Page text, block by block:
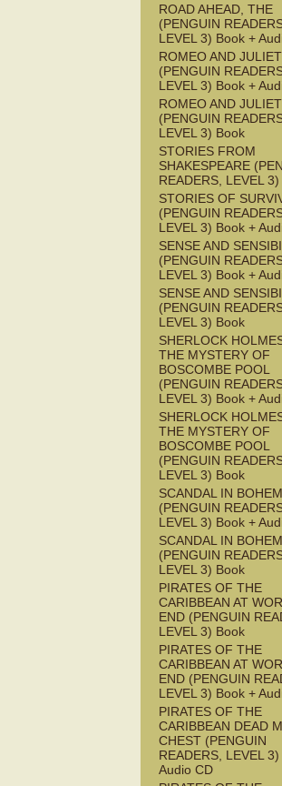
ROAD AHEAD, THE
(PENGUIN
LEVEL 3) Book +
ROMEO AND JULIET
(PENGUIN
LEVEL 3) Book +
ROMEO AND JULIET
(PENGUIN
LEVEL 3) Book
STORIES FROM
SHAKESPEARE
READERS, LEVEL
STORIES OF
(PENGUIN
LEVEL 3) Book +
SENSE AND
(PENGUIN
LEVEL 3) Book +
SENSE AND
(PENGUIN
LEVEL 3) Book
SHERLOCK
THE MYSTERY OF
BOSCOMBE POOL
(PENGUIN
LEVEL 3) Book +
SHERLOCK
THE MYSTERY OF
BOSCOMBE POOL
(PENGUIN
LEVEL 3) Book
SCANDAL IN
(PENGUIN
LEVEL 3) Book +
SCANDAL IN
(PENGUIN
LEVEL 3) Book
PIRATES OF THE
CARIBBEAN AT
END (PENGUIN
LEVEL 3) Book
PIRATES OF THE
CARIBBEAN AT
END (PENGUIN
LEVEL 3) Book +
PIRATES OF THE
CARIBBEAN DEAD
CHEST (PENGUIN
READERS, LEVEL
Audio CD